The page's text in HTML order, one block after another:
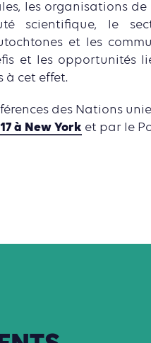
les organisations de
scientifique, le
et les
et les opportunités
à cet effet.
des Nations
à New York et par le